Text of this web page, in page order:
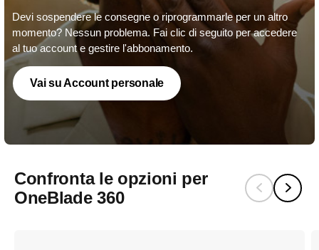
Devi sospendere le consegne o riprogrammarle per un altro
momento? Nessun problema. Fai clic di seguito per accedere
al tuo account e gestire l'abbonamento.
Vai su Account personale
Confronta le opzioni per
OneBlade 360